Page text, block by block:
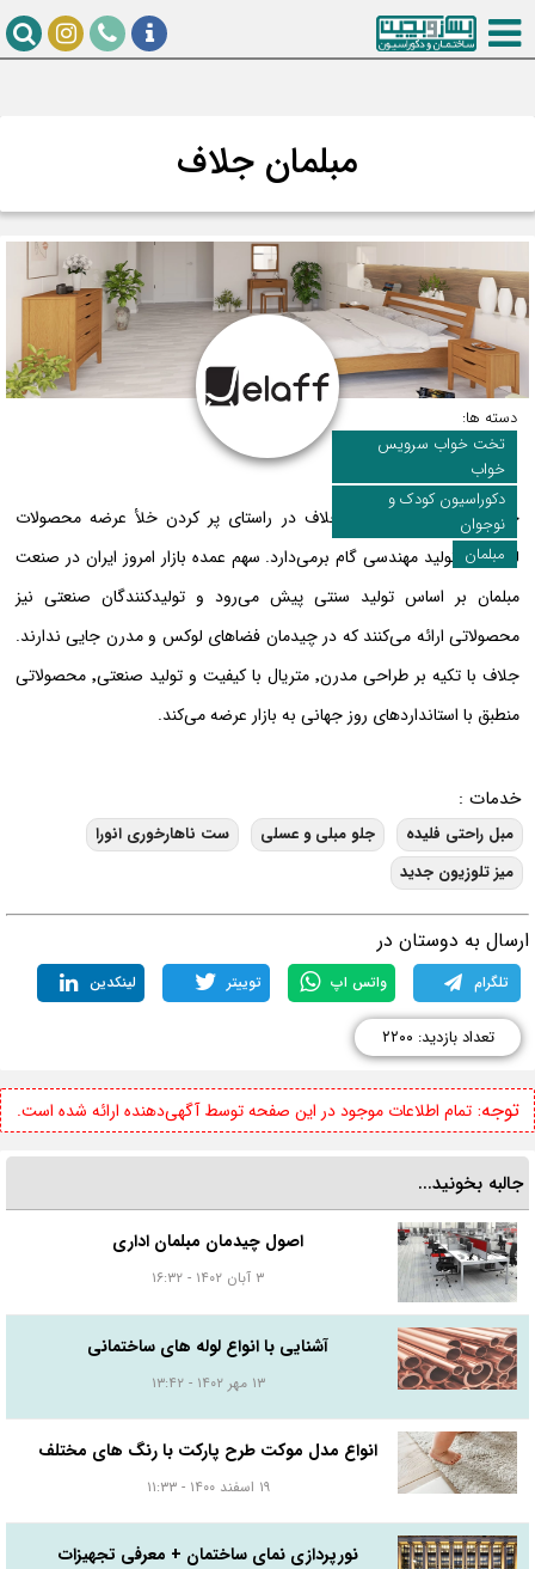
مبلمان جلاف
دسته ها:
تخت خواب سرویس
خواب
دکوراسیون کودک و
نوجوان
مبلمان
جلاف٬ زیبا؛ گروه صنعتی جلاف در راستای پر کردن خلأ عرضه محصولات
لوکس با تولید مهندسی گام برمی‌دارد. سهم عمده بازار امروز ایران در صنعت
مبلمان بر اساس تولید سنتی پیش می‌رود و تولیدکنندگان صنعتی نیز
محصولاتی ارائه می‌کنند که در چیدمان فضاهای لوکس و مدرن جایی ندارند.
جلاف با تکیه بر طراحی مدرن٬ متریال با کیفیت و تولید صنعتی٬ محصولاتی
منطبق با استانداردهای روز جهانی به بازار عرضه می‌کند.
خدمات :
مبل راحتی فلیده جلو مبلی و عسلی
ست ناهارخوری انورا
میز تلوزیون جدید
به دوستان در
تلگرام واتس اپ توییتر لینکدین
تعداد بازدید: ۲۲۰۰
توجه:تمام اطلاعات موجود در این صفحه توسط آگهی‌دهنده ارائه شده است.
جالبه بخونید...
اصول چیدمان مبلمان اداری
آشنایی با انواع لوله های ساختمانی
۱۳ مهر ۱۴۰۲ - ۱۳:۴۲
انواع مدل موکت طرح پارکت با رنگ های مختلف
نورپردازی نمای ساختمان + معرفی تجهیزات